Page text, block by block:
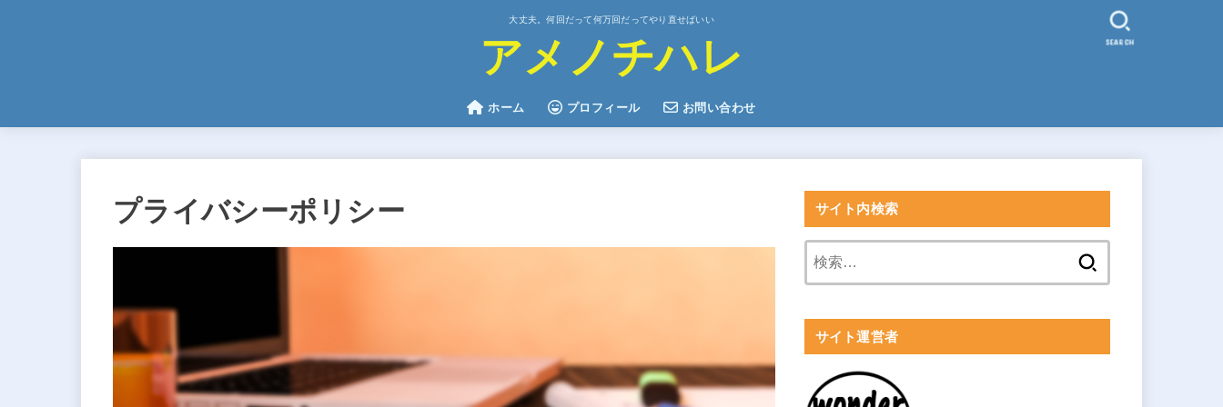
大丈夫。何回だって何万回だってやり直せばいい
アメノチハレ
ホーム プロフィール お問い合わせ
SEARCH
プライバシーポリシー サイト内検索
サイト運営者